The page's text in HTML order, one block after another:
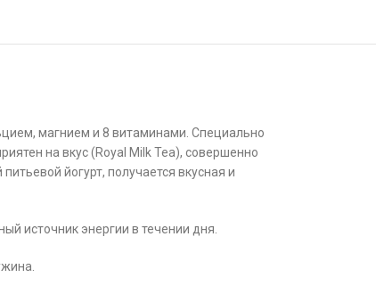
магнием и 8 витаминами. Специально
на вкус (Royal Milk Tea), совершенно
йогурт, получается вкусная и
источник энергии в течении дня.